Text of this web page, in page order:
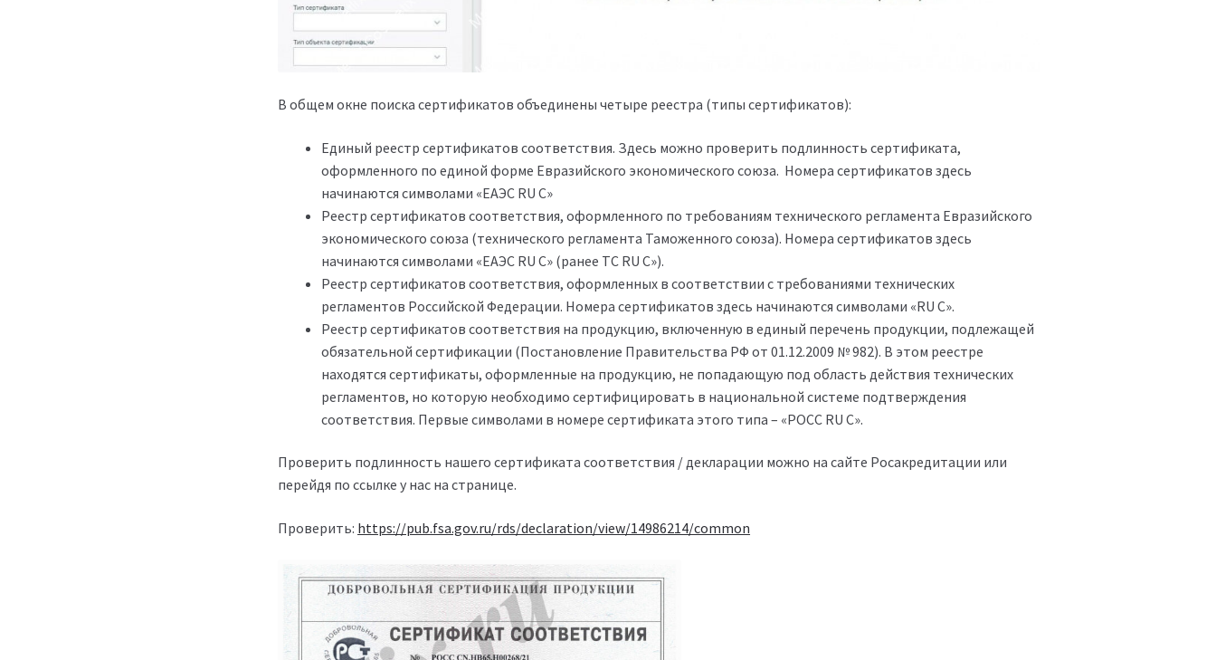
В общем окне поиска сертификатов объединены четыре реестра (типы сертификатов):
Единый реестр сертификатов соответствия. Здесь можно проверить подлинность сертификата,
оформленного по единой форме Евразийского экономического союза. Номера сертификатов здесь
начинаются символами «ЕАЭС RU С»
Реестр сертификатов соответствия, оформленного по требованиям технического регламента Евразийского
экономического союза (технического регламента Таможенного союза). Номера сертификатов здесь
начинаются символами «ЕАЭС RU С» (ранее ТС RU С»).
Реестр сертификатов соответствия, оформленных в соответствии с требованиями технических
регламентов Российской Федерации. Номера сертификатов здесь начинаются символами «RU С».
Реестр сертификатов соответствия на продукцию, включенную в единый перечень продукции, подлежащей
обязательной сертификации (Постановление Правительства РФ от 01.12.2009 № 982). В этом реестре
находятся сертификаты, оформленные на продукцию, не попадающую под область действия технических
регламентов, но которую необходимо сертифицировать в национальной системе подтверждения
соответствия. Первые символами в номере сертификата этого типа – «РОСС RU С».
Проверить подлинность нашего сертификата соответствия / декларации можно на сайте Росакредитации или
перейдя по ссылке у нас на странице.
Проверить: https://pub.fsa.gov.ru/rds/declaration/view/14986214/common